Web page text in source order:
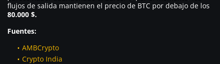
flujos de salida mantienen el precio de BTC por debajo de los
80.000 $.
Fuentes:
AMBCrypto
Crypto India